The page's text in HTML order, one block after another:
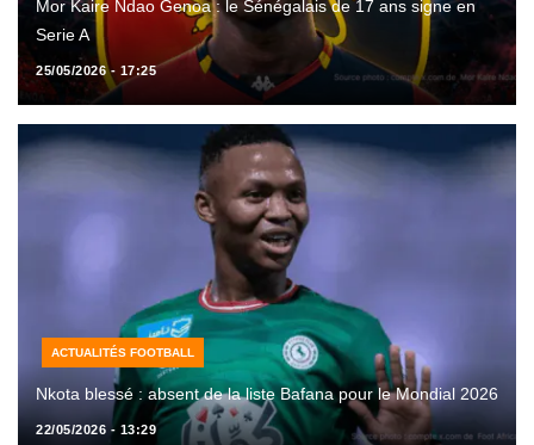
Mor Kaire Ndao Genoa : le Sénégalais de 17 ans signe en
Serie A
25/05/2026 - 17:25
ACTUALITÉS FOOTBALL
Nkota blessé : absent de la liste Bafana pour le Mondial 2026
22/05/2026 - 13:29